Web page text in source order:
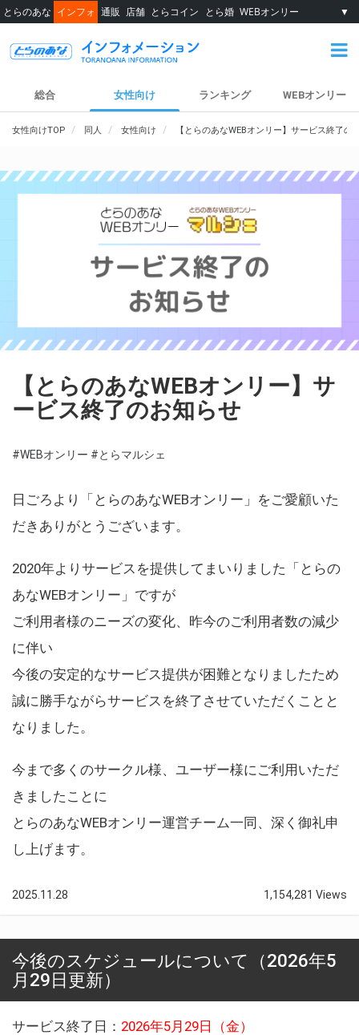
とらのあな インフォ 通販 店舗 とらコイン とら婚 WEBオンリー ▼
総合 女性向け ランキング WEBオンリー
女性向けTOP 同人 女性向け 【とらのあなWEBオンリー】サービス終了の
【とらのあなWEBオンリー】サ
ービス終了のお知らせ
#WEBオンリー #とらマルシェ
日ごろより「とらのあなWEBオンリー」をご愛顧いた
だきありがとうございます。
2020年よりサービスを提供してまいりました「とらの
あなWEBオンリー」ですが
ご利用者様のニーズの変化、昨今のご利用者数の減少
に伴い
今後の安定的なサービス提供が困難となりましたため
誠に勝手ながらサービスを終了させていただくことと
なりました。
今まで多くのサークル様、ユーザー様にご利用いただ
きましたことに
とらのあなWEBオンリー運営チーム一同、深く御礼申
し上げます。
2025.11.28 1,154,281 Views
今後のスケジュールについて（2026年5
月29日更新）
サービス終了日： 2026年5月29日（金）